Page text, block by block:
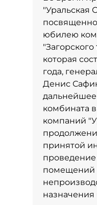
"Уральская
юбилею
"Загорского
которая
года,
Денис
комбината
компаний
принятой
помещений